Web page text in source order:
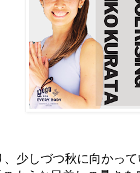
、少しづつ秋に向かっ